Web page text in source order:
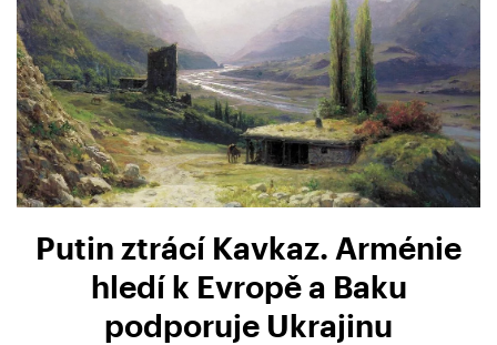
Putin ztrácí Kavkaz. Arménie
hledí k Evropě a Baku
podporuje Ukrajinu